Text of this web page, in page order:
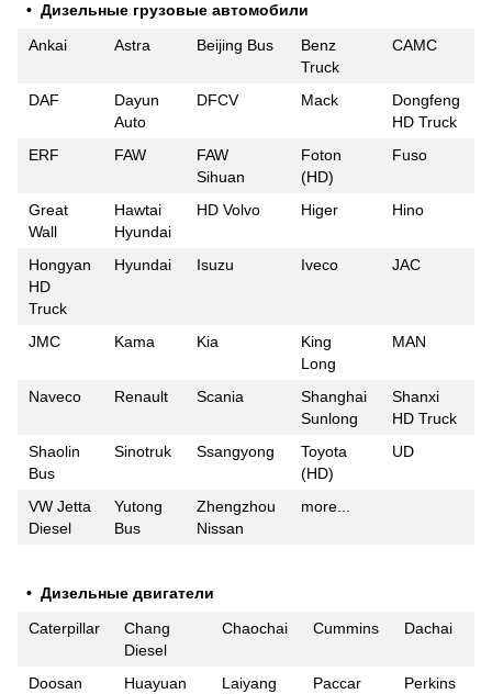
• Дизельные грузовые автомобили
Ankai
Astra Beijing Bus
Benz
Truck
CAMC
DAF
Dayun
Auto
DFCV Mack
Dongfeng
HD Truck
ERF
FAW
FAW
Sihuan
Foton
(HD)
Fuso
Great
Wall
Hawtai
Hyundai
HD Volvo Higer Hino
Hongyan
HD
Truck
Hyundai Isuzu Iveco JAC
JMC Kama Kia
King
Long
MAN
Naveco Renault Scania
Shanghai
Sunlong
Shanxi
HD Truck
Shaolin
Bus
Sinotruk Ssangyong
Toyota
(HD)
UD
VW Jetta
Diesel
Yutong
Bus
Zhengzhou
Nissan
more...
• Дизельные двигатели
Caterpillar
Chang
Diesel
Chaochai Cummins Dachai
Doosan
Huayuan
Laiyang
Paccar Perkins